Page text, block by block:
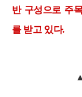
반 구성으로 주
를 받고 있다.